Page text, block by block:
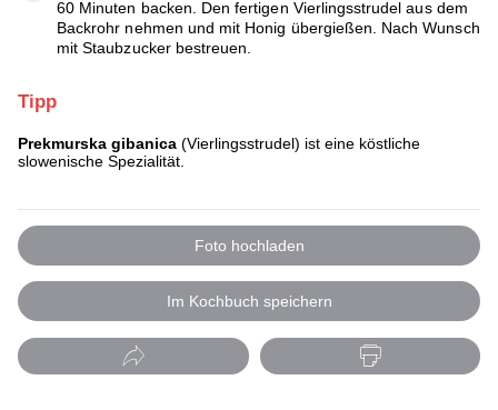
60 Minuten backen. Den fertigen Vierlingsstrudel aus dem
Backrohr nehmen und mit Honig übergießen. Nach Wunsch
mit Staubzucker bestreuen.
Tipp
Prekmurska gibanica (Vierlingsstrudel) ist eine köstliche
slowenische Spezialität.
Foto hochladen
Im Kochbuch speichern